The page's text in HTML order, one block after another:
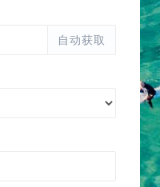
自动获取